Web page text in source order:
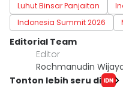
Luhut Binsar Panjaitan
Indonesia Summit 2026
Editorial Team
Editor
Rochmanudin
Tonton lebih seru di